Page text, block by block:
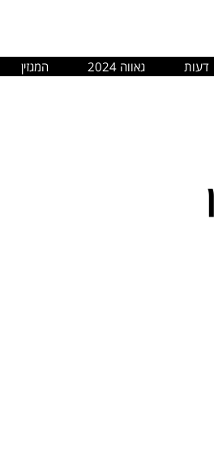
דעות גאווה 2024 המגזין